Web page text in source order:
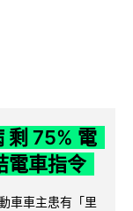
剩 75% 電
電車指令
車車主患有「里